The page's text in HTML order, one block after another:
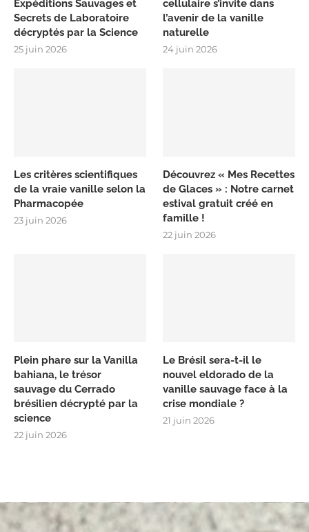
Expéditions Sauvages et
Secrets de Laboratoire
décryptés par la Science
25 juin 2026
cellulaire s’invite dans
l’avenir de la vanille
naturelle
24 juin 2026
Les critères scientifiques
de la vraie vanille selon la
Pharmacopée
23 juin 2026
Découvrez « Mes Recettes
de Glaces » : Notre carnet
estival gratuit créé en
famille !
22 juin 2026
Plein phare sur la Vanilla
bahiana, le trésor
sauvage du Cerrado
brésilien décrypté par la
science
22 juin 2026
Le Brésil sera-t-il le
nouvel eldorado de la
vanille sauvage face à la
crise mondiale ?
21 juin 2026